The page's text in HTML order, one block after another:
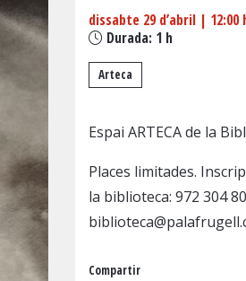
dissabte 29 d’abril| 12:00
Durada: 1 h
Arteca
Espai ARTECA de la
Places limitades.
la biblioteca: 972 304
Compartir